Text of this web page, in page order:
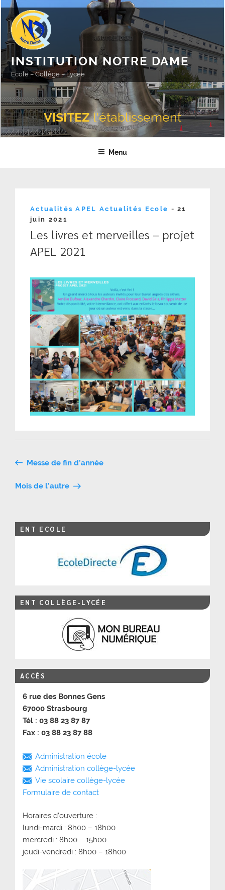
Aller
au
contenu
principal
VISITEZl'établissement
INSTITUTION NOTRE DAME
Ecole – Collège – Lycée
Menu
Actualités APEL Actualités Ecole -Publié
21
juin 2021
Les livres et merveilles – projet
APEL 2021
Navigation
de
Messe de fin d’année
Mois de l’autre
ENT ECOLE
ENT COLLÈGE-LYCÉE
ACCÈS
6 rue des Bonnes Gens
67000 Strasbourg
Tél : 03 88 23 87 87
Fax : 03 88 23 87 88
Administration école
Administration collège-lycée
Vie scolaire collège-lycée
Formulaire de contact
Horaires d’ouverture :
lundi-mardi : 8h00 – 18h00
mercredi : 8h00 – 15h00
jeudi-vendredi : 8h00 – 18h00